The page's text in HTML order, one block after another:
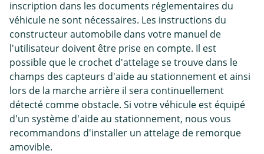
inscription dans les documents réglementaires du
véhicule ne sont nécessaires. Les instructions du
constructeur automobile dans votre manuel de
l'utilisateur doivent être prise en compte. Il est
possible que le crochet d'attelage se trouve dans le
champs des capteurs d'aide au stationnement et ainsi
lors de la marche arrière il sera continuellement
détecté comme obstacle. Si votre véhicule est équipé
d'un système d'aide au stationnement, nous vous
recommandons d'installer un attelage de remorque
amovible.